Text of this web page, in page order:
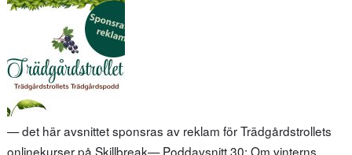
— det här avsnittet sponsras av reklam för Trädgårdstrollets
onlinekurser på Skillbreak— Poddavsnitt 30: Om vinterns